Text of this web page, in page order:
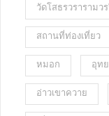
วัดโสธรวรารามว
สถานที่ท่องเที่ยว
หมอก อุท
อ่าวเขาควาย